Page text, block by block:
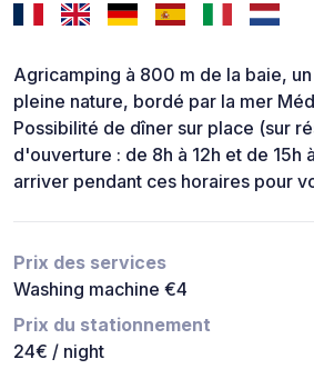
Agricamping à 800 m de la baie,
pleine nature, bordé par la mer
Possibilité de dîner sur place (sur
d'ouverture : de 8h à 12h et de 15h
arriver pendant ces horaires pour
Prix des services
Washing machine €4
Prix du stationnement
24€ / night